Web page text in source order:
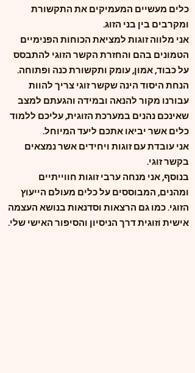
כלים מעשיים המעמיקים את התקשורת
ומקרבים בין בני הזוג.
אני מלווה זוגות למציאת הכוחות הפנימיים
הטמונים בהם והחזרת הקשר הזוגי להתבסס
על כבוד, אמון, עומק ותקשורת כנה ופתוחה.
הנחת היסוד הינה שקשר זוגי צריך להוות
עבורנו מקור להנאה ובמידה והגעתם למצב
שאינכם נהנים במערכת הזוגית, עליכם ללמוד
כלים אשר יביאו אתכם ליעד המיוחל.
אני עובדת עם זוגות ויחידים אשר נמצאים
בקשר זוגי.
בנוסף, אני מנחה ערבי זוגות חווייתיים
ומהנים, המבוססים על כלים מעולם הייעוץ
הזוגי. כמו גם הרצאות וסדנאות בנושא העצמה
אישית וזוגית דרך הניסיון והסיפור האישי שלי.